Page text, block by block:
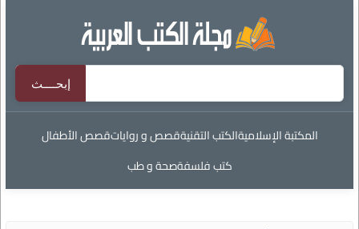
المكتبة الإسلاميةالكتب التقنيةقصص و رواياتقصص الأطفال
كتب فلسفةصحة و طب